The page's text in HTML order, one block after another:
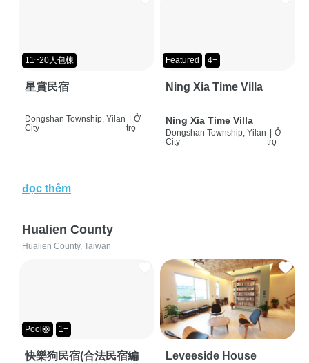
11~20人包棟
星賞民宿
Dongshan Township, Yilan
City
Ở
trọ
Featured 4+
Ning Xia Time Villa
Ning Xia Time Villa
Dongshan Township, Yilan
City
Ở
trọ
đọc thêm
Hualien County
Hualien County, Taiwan
Pool🛟 1+
快樂狗民宿(合法民宿編
Leveeside House